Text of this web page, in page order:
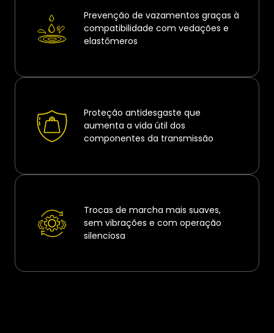
Prevenção de vazamentos graças à
compatibilidade com vedações e
elastômeros
Proteção antidesgaste que
aumenta a vida útil dos
componentes da transmissão
Trocas de marcha mais suaves,
sem vibrações e com operação
silenciosa